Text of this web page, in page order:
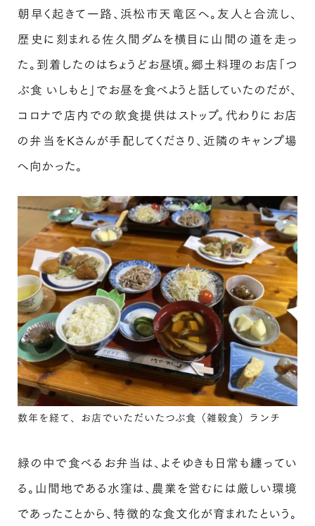
朝早く起きて一路、浜松市天竜区へ。友人と合流し、
歴史に刻まれる佐久間ダムを横目に山間の道を走っ
た。到着したのはちょうどお昼頃。郷土料理のお店「つ
ぶ食 いしもと」でお昼を食べようと話していたのだが、
コロナで店内での飲食提供はストップ。代わりにお店
の弁当をKさんが手配してくださり、近隣のキャンプ場
へ向かった。
数年を経て、お店でいただいたつぶ食（雑穀食）ランチ
緑の中で食べるお弁当は、よそゆきも日常も纏ってい
る。山間地である水窪は、農業を営むには厳しい環境
であったことから、特徴的な食文化が育まれたという。